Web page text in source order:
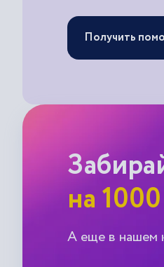
Получить
на
А еще в нашем